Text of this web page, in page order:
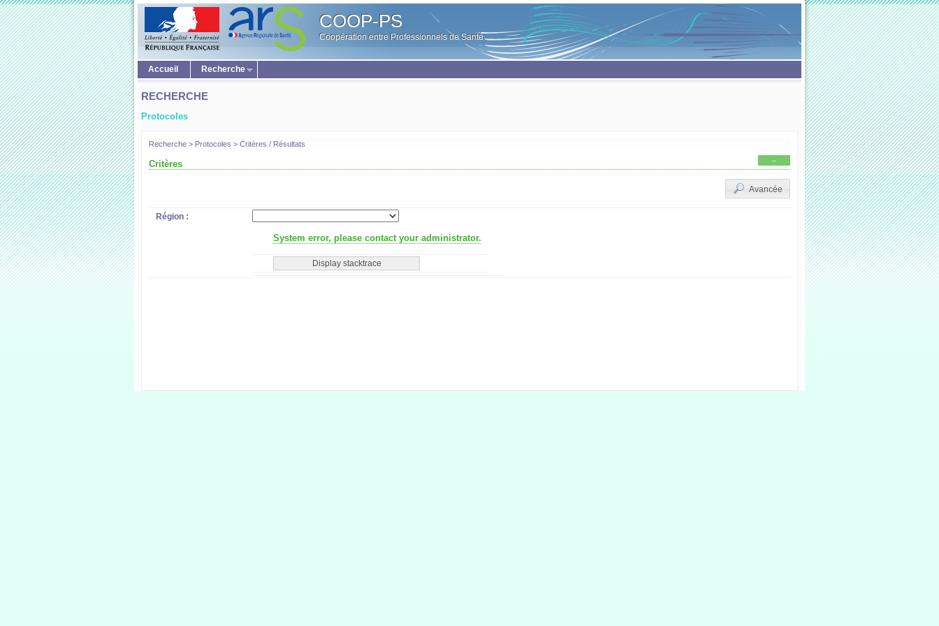
COOP-PS
Coopération entre Professionnels de Santé
Accueil Recherche
RECHERCHE
Protocoles
Recherche > Protocoles > Critères / Résultats
Critères --
Avancée
Région :
System error, please contact your administrator.